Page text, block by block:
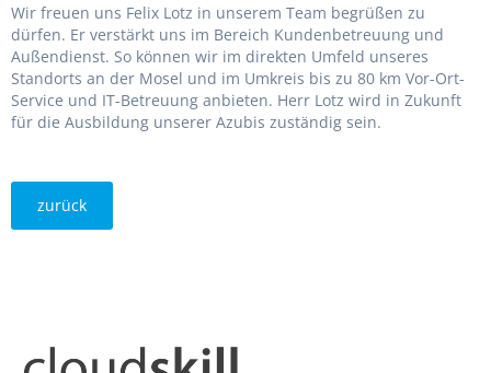
Wir freuen uns Felix Lotz in unserem Team begrüßen zu
dürfen. Er verstärkt uns im Bereich Kundenbetreuung und
Außendienst. So können wir im direkten Umfeld unseres
Standorts an der Mosel und im Umkreis bis zu 80 km Vor-Ort-
Service und IT-Betreuung anbieten. Herr Lotz wird in Zukunft
für die Ausbildung unserer Azubis zuständig sein.
zurück